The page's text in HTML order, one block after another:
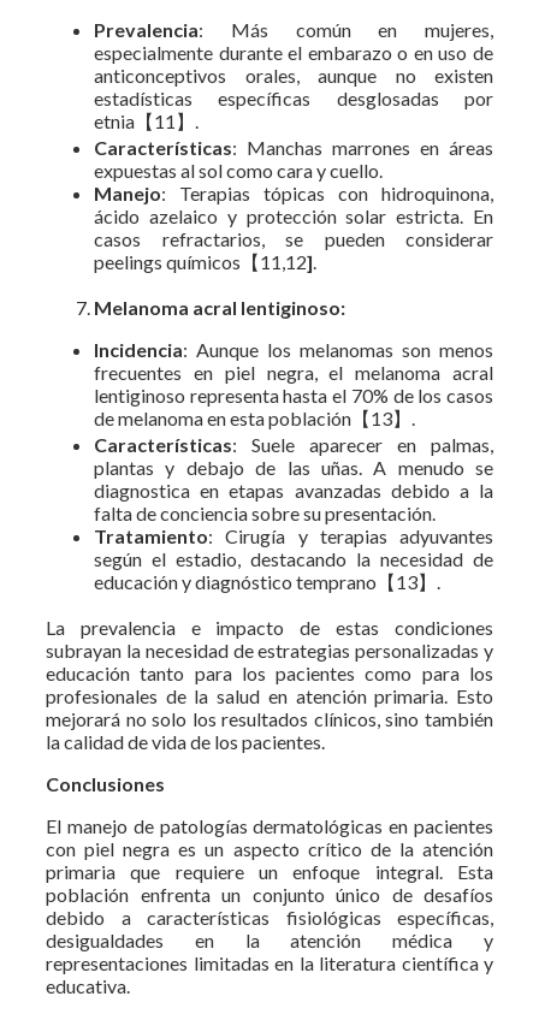
Prevalencia: Más común en mujeres,
especialmente durante el embarazo o en uso de
anticonceptivos orales, aunque no existen
estadísticas específicas desglosadas por
etnia【11】.
Características: Manchas marrones en áreas
expuestas al sol como cara y cuello.
Manejo: Terapias tópicas con hidroquinona,
ácido azelaico y protección solar estricta. En
casos refractarios, se pueden considerar
peelings químicos【11,12]
Melanoma acral lentiginoso:
Incidencia: Aunque los melanomas son menos
frecuentes en piel negra, el melanoma acral
lentiginoso representa hasta el 70% de los casos
de melanoma en esta población【13】.
Características: Suele aparecer en palmas,
plantas y debajo de las uñas. A menudo se
diagnostica en etapas avanzadas debido a la
falta de conciencia sobre su presentación.
Tratamiento: Cirugía y terapias adyuvantes
según el estadio, destacando la necesidad de
educación y diagnóstico temprano【13】.
La prevalencia e impacto de estas condiciones
subrayan la necesidad de estrategias personalizadas y
educación tanto para los pacientes como para los
profesionales de la salud en atención primaria. Esto
mejorará no solo los resultados clínicos, sino también
la calidad de vida de los pacientes.
Conclusiones
El manejo de patologías dermatológicas en pacientes
con piel negra es un aspecto crítico de la atención
primaria que requiere un enfoque integral. Esta
población enfrenta un conjunto único de desafíos
debido a características fisiológicas específicas,
desigualdades en la atención médica y
representaciones limitadas en la literatura científica y
educativa.